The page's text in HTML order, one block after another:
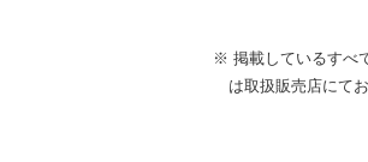
※ 掲載しているすべ
は取扱販売店にて